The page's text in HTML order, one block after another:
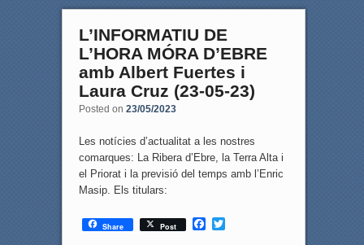
L’INFORMATIU DE
L’HORA MÓRA D’EBRE
amb Albert Fuertes i
Laura Cruz (23-05-23)
Posted on 23/05/2023
Les notícies d’actualitat a les nostres
comarques: La Ribera d’Ebre, la Terra Alta i
el Priorat i la previsió del temps amb l’Enric
Masip. Els titulars:
Share Post
F
T